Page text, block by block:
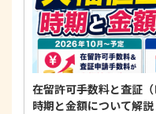
在留許可手数料と査証
時期と金額について解説